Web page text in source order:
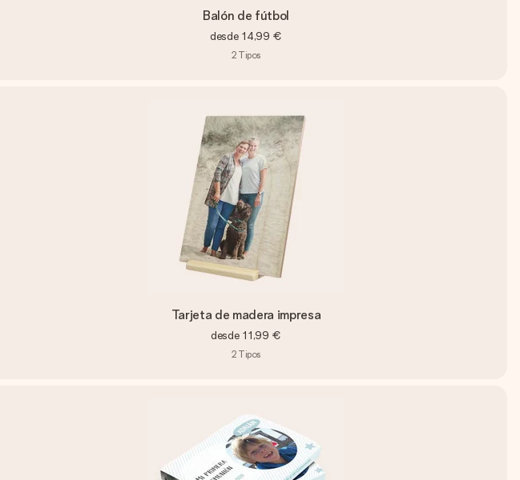
Balón de fútbol
desde 14,99 €
2 Tipos
Tarjeta de madera impresa
desde 11,99 €
2 Tipos